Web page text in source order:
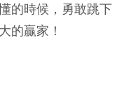
的時候，勇敢跳下
的贏家！